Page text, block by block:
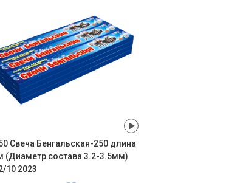
Свеча Бенгальская-250 длина
(Диаметр состава 3.2-3.5мм)
10 2023